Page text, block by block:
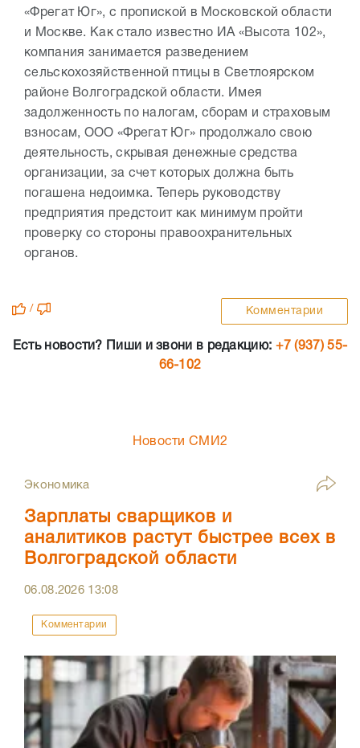
«Фрегат Юг», с пропиской в Московской области
и Москве. Как стало известно ИА «Высота 102»,
компания занимается разведением
сельскохозяйственной птицы в Светлоярском
районе Волгоградской области. Имея
задолженность по налогам, сборам и страховым
взносам, ООО «Фрегат Юг» продолжало свою
деятельность, скрывая денежные средства
организации, за счет которых должна быть
погашена недоимка. Теперь руководству
предприятия предстоит как минимум пройти
проверку со стороны правоохранительных
органов.
/ Комментарии
Есть новости? Пиши и звони в редакцию: +7 (937) 55-
66-102
Новости СМИ2
Экономика
Зарплаты сварщиков и
аналитиков растут быстрее всех в
Волгоградской области
06.08.2026 13:08
Комментарии